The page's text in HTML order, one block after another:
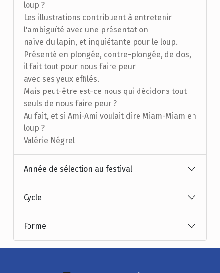
loup ?
Les illustrations contribuent à entretenir
l'ambiguïté avec une présentation
naïve du lapin, et inquiétante pour le loup.
Présenté en plongée, contre-plongée, de dos,
il fait tout pour nous faire peur
avec ses yeux effilés.
Mais peut-être est-ce nous qui décidons tout
seuls de nous faire peur ?
Au fait, et si Ami-Ami voulait dire Miam-Miam en
loup ?
Valérie Négrel
Année de sélection au festival
Cycle
Forme